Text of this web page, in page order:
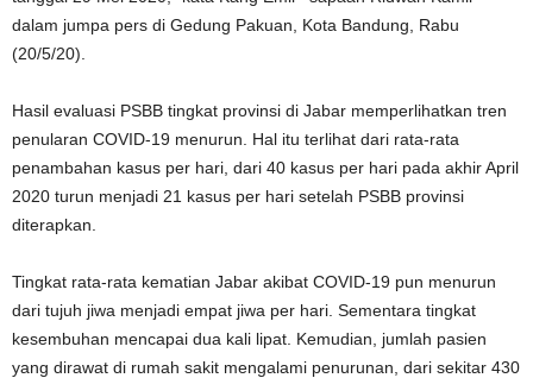
dalam jumpa pers di Gedung Pakuan, Kota Bandung, Rabu
(20/5/20).
Hasil evaluasi PSBB tingkat provinsi di Jabar memperlihatkan tren
penularan COVID-19 menurun. Hal itu terlihat dari rata-rata
penambahan kasus per hari, dari 40 kasus per hari pada akhir April
2020 turun menjadi 21 kasus per hari setelah PSBB provinsi
diterapkan.
Tingkat rata-rata kematian Jabar akibat COVID-19 pun menurun
dari tujuh jiwa menjadi empat jiwa per hari. Sementara tingkat
kesembuhan mencapai dua kali lipat. Kemudian, jumlah pasien
yang dirawat di rumah sakit mengalami penurunan, dari sekitar 430